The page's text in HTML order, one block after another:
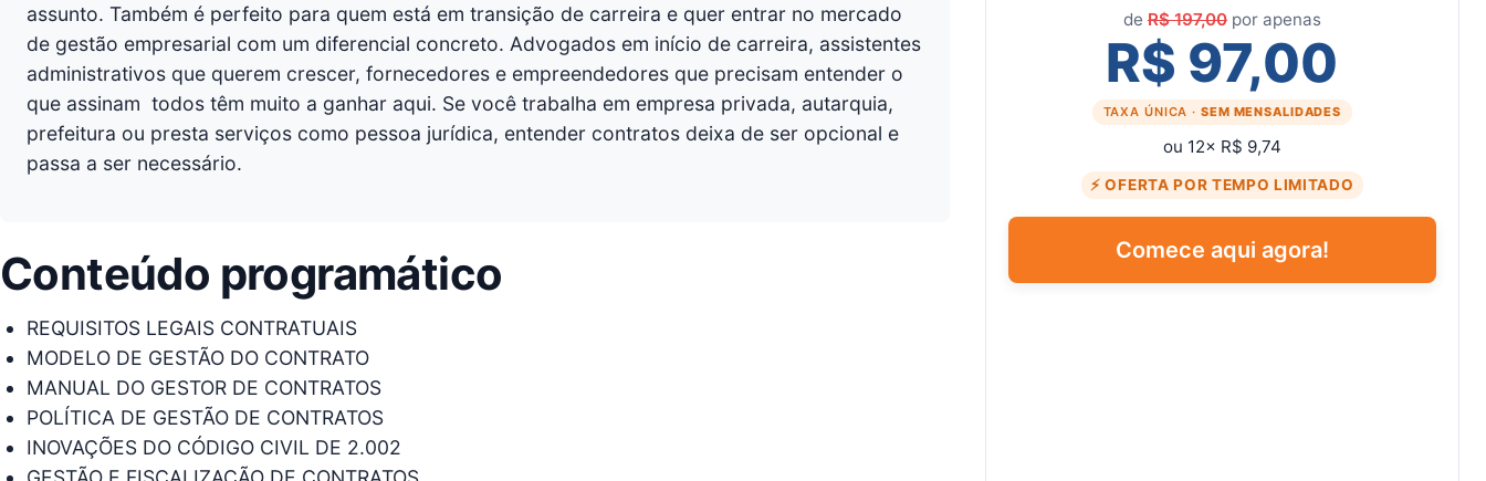
assunto. Também é perfeito para quem está em transição de carreira e quer entrar no mercado
de gestão empresarial com um diferencial concreto. Advogados em início de carreira, assistentes
administrativos que querem crescer, fornecedores e empreendedores que precisam entender o
que assinam  todos têm muito a ganhar aqui. Se você trabalha em empresa privada, autarquia,
prefeitura ou presta serviços como pessoa jurídica, entender contratos deixa de ser opcional e
passa a ser necessário.
Conteúdo programático
REQUISITOS LEGAIS CONTRATUAIS
MODELO DE GESTÃO DO CONTRATO
MANUAL DO GESTOR DE CONTRATOS
POLÍTICA DE GESTÃO DE CONTRATOS
INOVAÇÕES DO CÓDIGO CIVIL DE 2.002
deR$ 197,00por apenas
R$ 97,00
TAXA ÚNICA · SEM MENSALIDADES
ou 12× R$ 9,74
⚡ OFERTA POR TEMPO LIMITADO
Comece aqui agora!